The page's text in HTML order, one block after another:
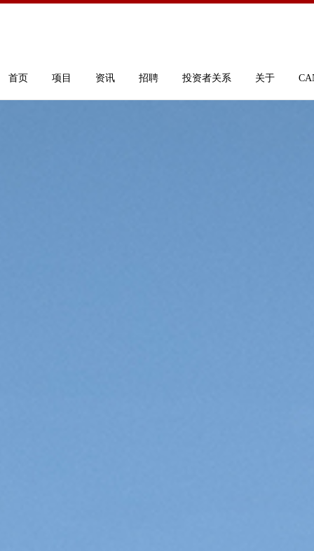
首页 项目 资讯 招聘 投资者关系 关于